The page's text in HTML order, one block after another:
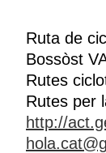
Ruta de
Bossòst
Rutes
Rutes per
http://